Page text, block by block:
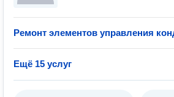
Ремонт элементов управления
Ещё 15 услуг